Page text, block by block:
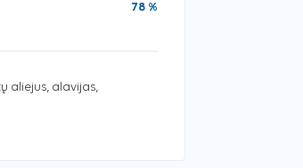
78 %
aliejus, alavijas,